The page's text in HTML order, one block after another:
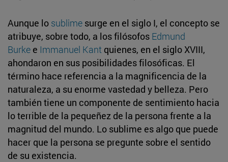
Aunque lo sublime surge en el siglo I, el concepto se
atribuye, sobre todo, a los filósofos Edmund
Burke e Immanuel Kant quienes, en el siglo XVIII,
ahondaron en sus posibilidades filosóficas. El
término hace referencia a la magnificencia de la
naturaleza, a su enorme vastedad y belleza. Pero
también tiene un componente de sentimiento hacia
lo terrible de la pequeñez de la persona frente a la
magnitud del mundo. Lo sublime es algo que puede
hacer que la persona se pregunte sobre el sentido
de su existencia.